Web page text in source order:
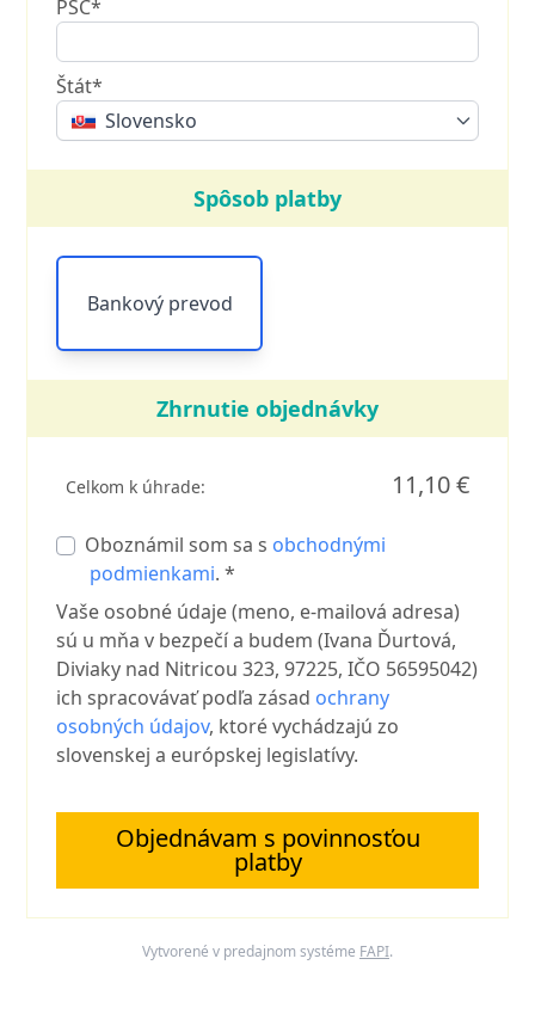
PSČ*
Štát*
Slovensko
Spôsob platby
Bankový prevod
Zhrnutie objednávky
Celkom k úhrade: 11,10 €
Oboznámil som sa s obchodnými
podmienkami. *
Vaše osobné údaje (meno, e-mailová adresa)
sú u mňa v bezpečí a budem (Ivana Ďurtová,
Diviaky nad Nitricou 323, 97225, IČO 56595042)
ich spracovávať podľa zásad ochrany
osobných údajov, ktoré vychádzajú zo
slovenskej a európskej legislatívy.
Objednávam s povinnosťou
platby
Vytvorené v predajnom systéme FAPI.